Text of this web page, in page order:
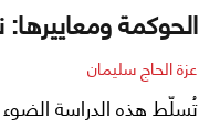
الحوكمة
عزة الحاج سليمان
تُسلّط هذه الدراسة